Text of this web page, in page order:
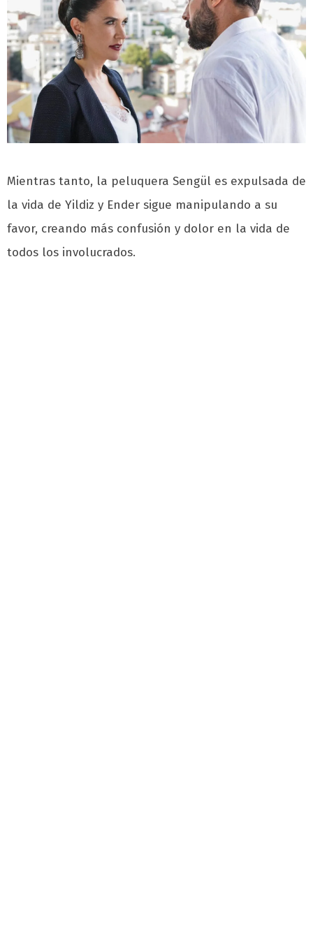
Mientras tanto, la peluquera Sengül es expulsada de
la vida de Yildiz y Ender sigue manipulando a su
favor, creando más confusión y dolor en la vida de
todos los involucrados.